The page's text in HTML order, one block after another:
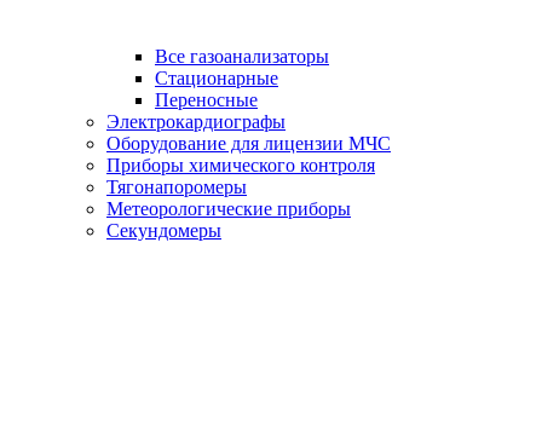
Все газоанализаторы
Cтационарные
Переносные
Электрокардиографы
Оборудование для лицензии МЧС
Приборы химического контроля
Тягонапоромеры
Метеорологические приборы
Секундомеры